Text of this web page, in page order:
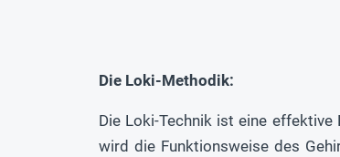
Die Loki-Methodik:
Die Loki-Technik ist eine
wird die Funktionsweise des